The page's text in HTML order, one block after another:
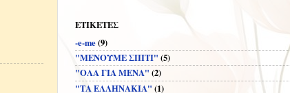
ΕΤΙΚΕΤΕΣ
-e-me(9)
"ΜΕΝΟΥΜΕ ΣΠΙΤΙ" (5)
"ΟΛΑ ΓΙΑ ΜΕΝΑ" (2)
"ΤΑ ΕΛΛΗΝΑΚΙΑ" (1)